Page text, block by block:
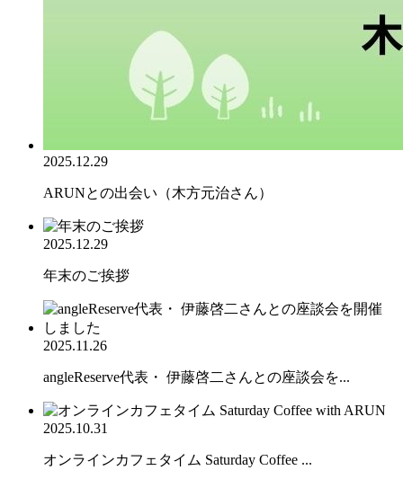
2025.12.29
ARUNとの出会い（木方元治さん）
2025.12.29
年末のご挨拶
2025.11.26
angleReserve代表・ 伊藤啓二さんとの座談会を...
2025.10.31
オンラインカフェタイム Saturday Coffee ...